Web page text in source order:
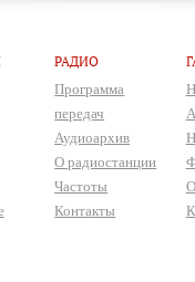
РАДИО
Программа
передач
Аудиоархив
О радиостанции
Частоты
Контакты